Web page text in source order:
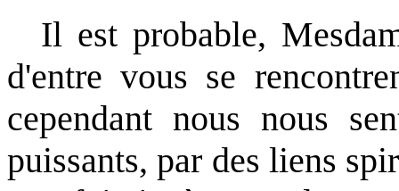
Il est probable,
d'entre vous se
cependant nous nous
puissants, par des liens